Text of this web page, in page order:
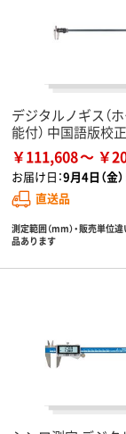
デジタルノギス（
能付） 中国語版校
￥111,608 ￥
お届け日：9月4日（金
直送品
測定範囲（mm）・販売単位
品あります